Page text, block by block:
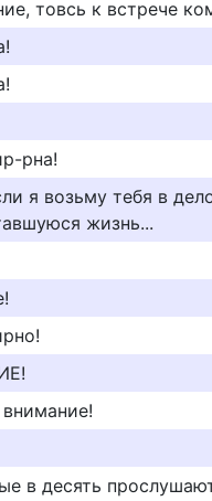
товсь к встрече
рна!
я возьму тебя в
жизнь...
в десять